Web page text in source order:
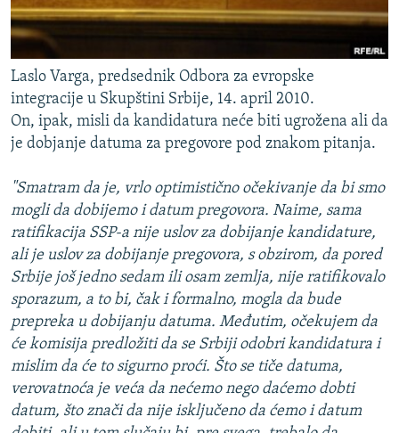
Laslo Varga, predsednik Odbora za evropske
integracije u Skupštini Srbije, 14. april 2010.
On, ipak, misli da kandidatura neće biti ugrožena ali da
je dobjanje datuma za pregovore pod znakom pitanja.
"Smatram da je, vrlo optimistično očekivanje da bi smo
mogli da dobijemo i datum pregovora. Naime, sama
ratifikacija SSP-a nije uslov za dobijanje kandidature,
ali je uslov za dobijanje pregovora, s obzirom, da pored
Srbije još jedno sedam ili osam zemlja, nije ratifikovalo
sporazum, a to bi, čak i formalno, mogla da bude
prepreka u dobijanju datuma. Međutim, očekujem da
će komisija predložiti da se Srbiji odobri kandidatura i
mislim da će to sigurno proći. Što se tiče datuma,
verovatnoća je veća da nećemo nego daćemo dobti
datum, što znači da nije isključeno da ćemo i datum